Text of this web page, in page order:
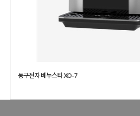
동구전자 베누스타 XO-7